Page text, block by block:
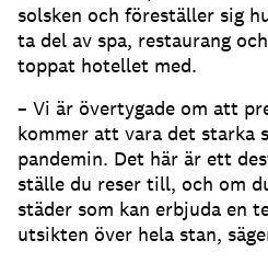
solsken och föreställer sig
ta del av spa, restaurang
toppat hotellet med.
– Vi är övertygade om att
kommer att vara det starka
pandemin. Det här är ett
ställe du reser till, och om
städer som kan erbjuda en
utsikten över hela stan,